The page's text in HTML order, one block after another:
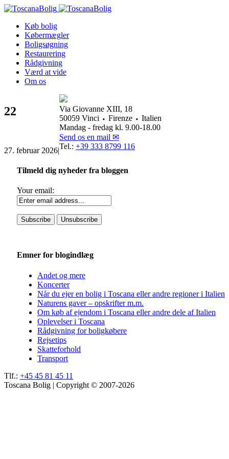
Køb bolig
Købermægler
Boligsøgning
Restaurering
Rådgivning
Værd at vide
Om os
22
27. februar 2026|
Tilmeld dig nyheder fra bloggen
Your email:
Emner for blogindlæg
Andet og mere
Koncerter
Når du ejer en bolig i Toscana eller andre regioner i Italien
Naturens gaver – opskrifter m.m.
Om køb af ejendom i Toscana eller andre dele af Italien
Oplevelser i Toscana
Rådgivning for boligkøbere
Rejsetips
Skatteforhold
Transport
Via Giovanne XIII, 18
50059 Vinci ⬩ Firenze ⬩ Italien
Mandag - fredag kl. 9.00-18.00
Send os en mail ✉
Tel.: +39 333 8799 116
Tlf.: +45 45 81 45 11
Toscana Bolig | Copyright © 2007-2026